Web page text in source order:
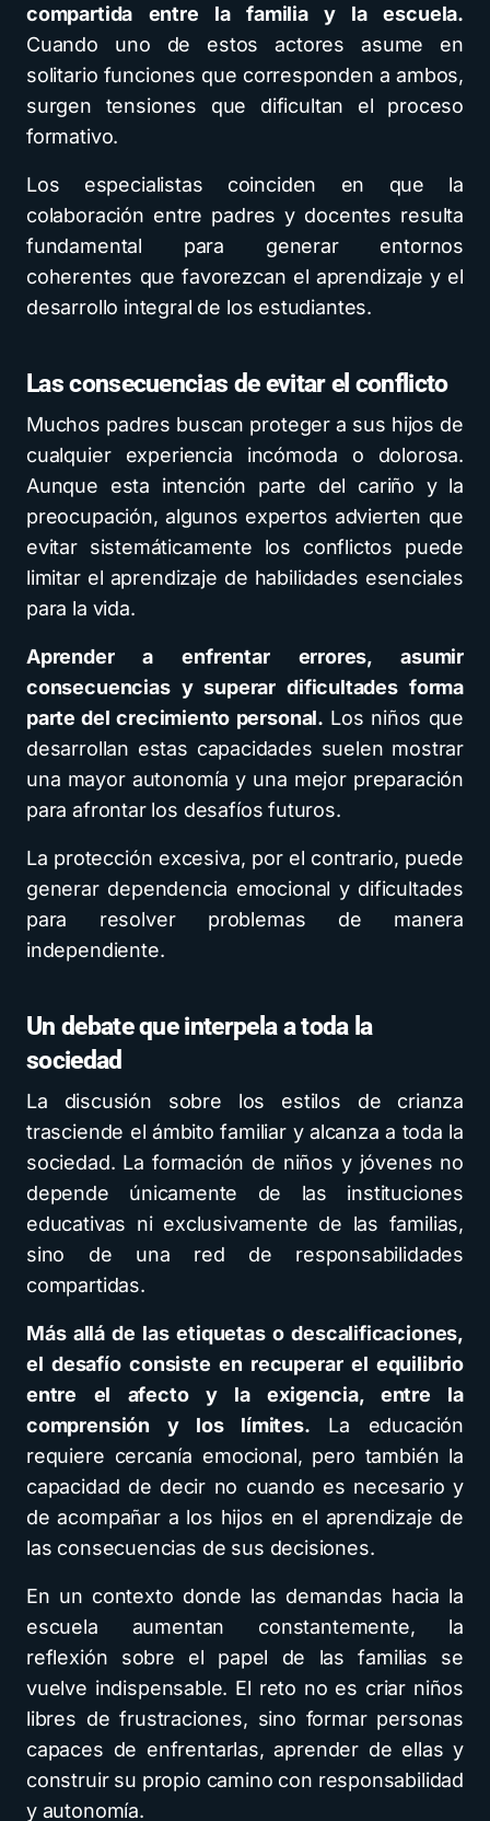
compartida entre la familia y la escuela.
Cuando uno de estos actores asume en
solitario funciones que corresponden a ambos,
surgen tensiones que dificultan el proceso
formativo.
Los especialistas coinciden en que la
colaboración entre padres y docentes resulta
fundamental para generar entornos
coherentes que favorezcan el aprendizaje y el
desarrollo integral de los estudiantes.
Las consecuencias de evitar el conflicto
Muchos padres buscan proteger a sus hijos de
cualquier experiencia incómoda o dolorosa.
Aunque esta intención parte del cariño y la
preocupación, algunos expertos advierten que
evitar sistemáticamente los conflictos puede
limitar el aprendizaje de habilidades esenciales
para la vida.
Aprender a enfrentar errores, asumir
consecuencias y superar dificultades forma
parte del crecimiento personal. Los niños que
desarrollan estas capacidades suelen mostrar
una mayor autonomía y una mejor preparación
para afrontar los desafíos futuros.
La protección excesiva, por el contrario, puede
generar dependencia emocional y dificultades
para resolver problemas de manera
independiente.
Un debate que interpela a toda la
sociedad
La discusión sobre los estilos de crianza
trasciende el ámbito familiar y alcanza a toda la
sociedad. La formación de niños y jóvenes no
depende únicamente de las instituciones
educativas ni exclusivamente de las familias,
sino de una red de responsabilidades
compartidas.
Más allá de las etiquetas o descalificaciones,
el desafío consiste en recuperar el equilibrio
entre el afecto y la exigencia, entre la
comprensión y los límites. La educación
requiere cercanía emocional, pero también la
capacidad de decir no cuando es necesario y
de acompañar a los hijos en el aprendizaje de
las consecuencias de sus decisiones.
En un contexto donde las demandas hacia la
escuela aumentan constantemente, la
reflexión sobre el papel de las familias se
vuelve indispensable. El reto no es criar niños
libres de frustraciones, sino formar personas
capaces de enfrentarlas, aprender de ellas y
construir su propio camino con responsabilidad
y autonomía.